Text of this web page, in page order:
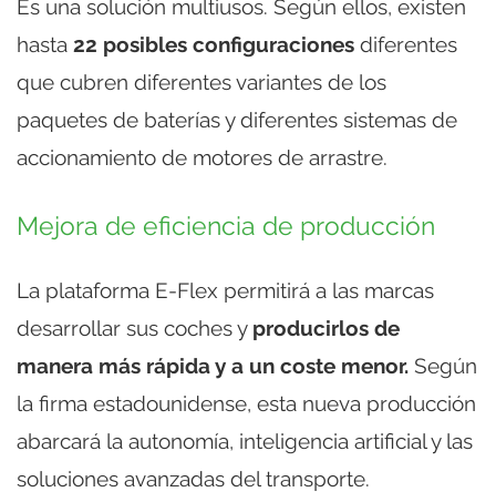
Es una solución multiusos. Según ellos, existen
hasta 22 posibles configuraciones diferentes
que cubren diferentes variantes de los
paquetes de baterías y diferentes sistemas de
accionamiento de motores de arrastre.
Mejora de eficiencia de producción
La plataforma E-Flex permitirá a las marcas
desarrollar sus coches y producirlos de
manera más rápida y a un coste menor. Según
la firma estadounidense, esta nueva producción
abarcará la autonomía, inteligencia artificial y las
soluciones avanzadas del transporte.